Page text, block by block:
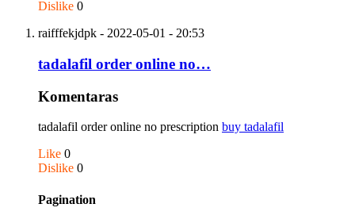
Dislike 0
raifffekjdpk - 2022-05-01 - 20:53
tadalafil order online no…
Komentaras
tadalafil order online no prescription buy tadalafil
Like 0
Dislike 0
Pagination